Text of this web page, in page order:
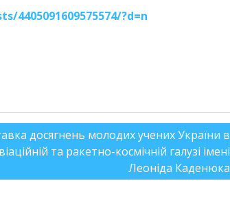
4405091609575574/?d=n
досягнень молодих учених України в
та ракетно-космічній галузі імені
Леоніда Каденюка